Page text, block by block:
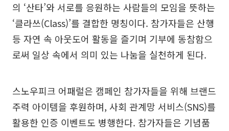
의 ‘산타’와 서로를 응원하는 사람들의 모임을 뜻하는
‘클라쓰(Class)’를 결합한 명칭이다. 참가자들은 산행
등 자연 속 아웃도어 활동을 즐기며 기부에 동참함으
로써 일상 속에서 의미 있는 나눔을 실천하게 된다.
스노우피크 어패럴은 캠페인 참가자들을 위해 브랜드
주력 아이템을 후원하며, 사회 관계망 서비스(SNS)를
활용한 인증 이벤트도 병행한다. 참가자들은 기념품